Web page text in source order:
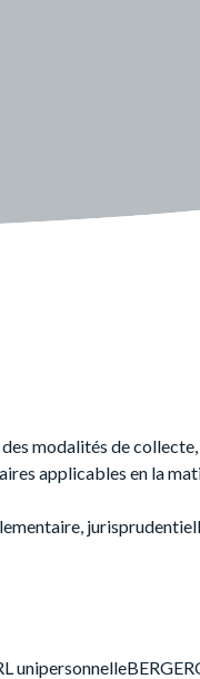
modalités de
applicables en la